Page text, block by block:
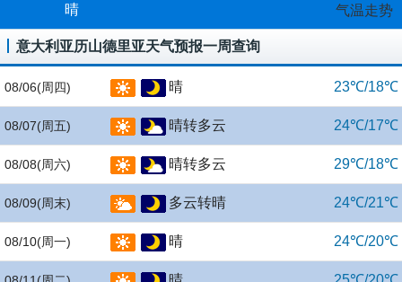
晴
气温走势
意大利亚历山德里亚天气预报一周查询
08/06(周四) 晴 23℃/18℃
08/07(周五) 晴转多云 24℃/17℃
08/08(周六) 晴转多云 29℃/18℃
08/09(周末) 多云转晴 24℃/21℃
08/10(周一) 晴 24℃/20℃